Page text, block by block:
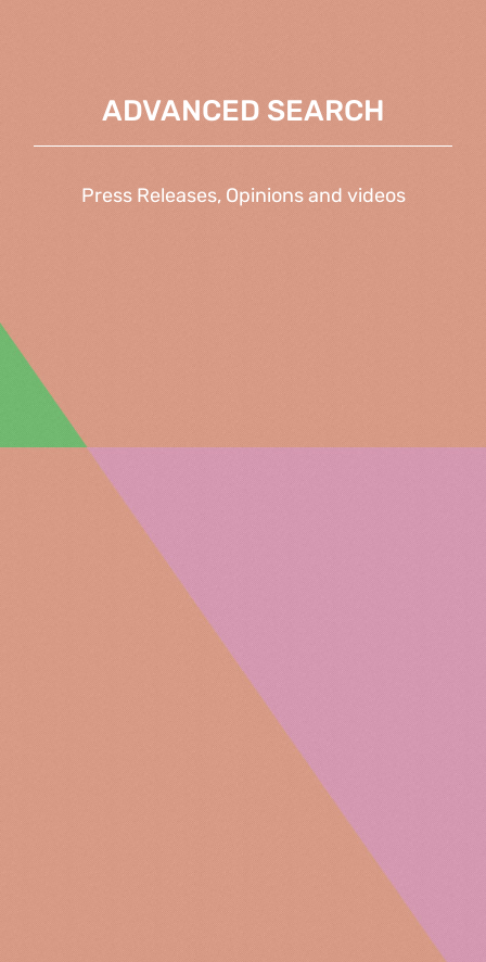
ADVANCED SEARCH
Press Releases, Opinions and videos